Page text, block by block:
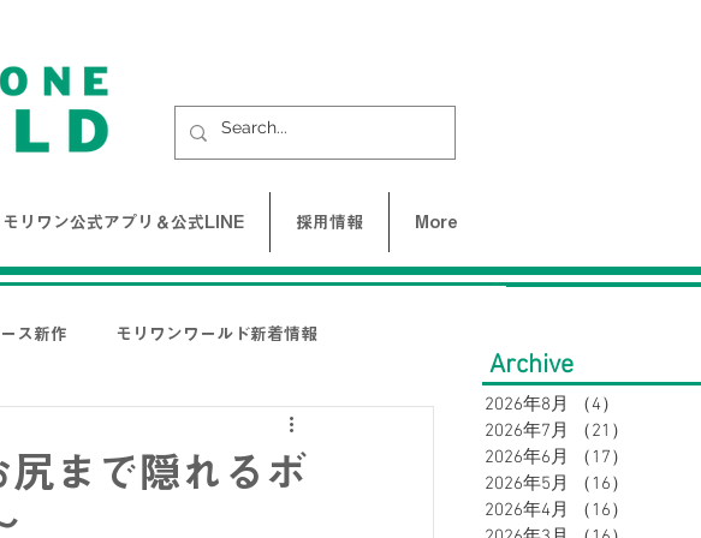
モリワン公式アプリ＆公式LINE 採用情報 More
ス新作 モリワンワールド新着情報
RELAX
尻まで隠れるボ
Archive
2026年8月 （4）
2026年7月
（21）
2026年6月
（17）
2026年5月
（16）
2026年4月
（16）